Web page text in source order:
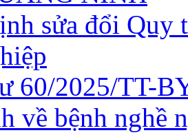
sửa đổi Quy
60/2025/TT-
về bệnh nghề